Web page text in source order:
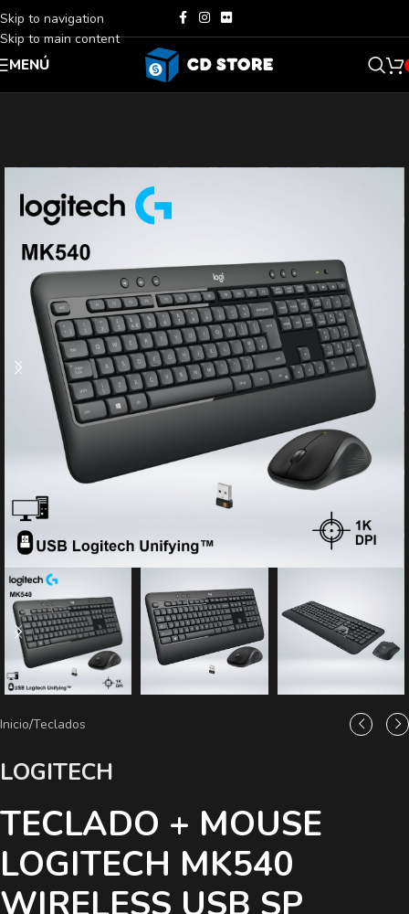
Skip to navigation
Skip to main content
MENÚ
Inicio/Teclados
LOGITECH
TECLADO + MOUSE
LOGITECH MK540